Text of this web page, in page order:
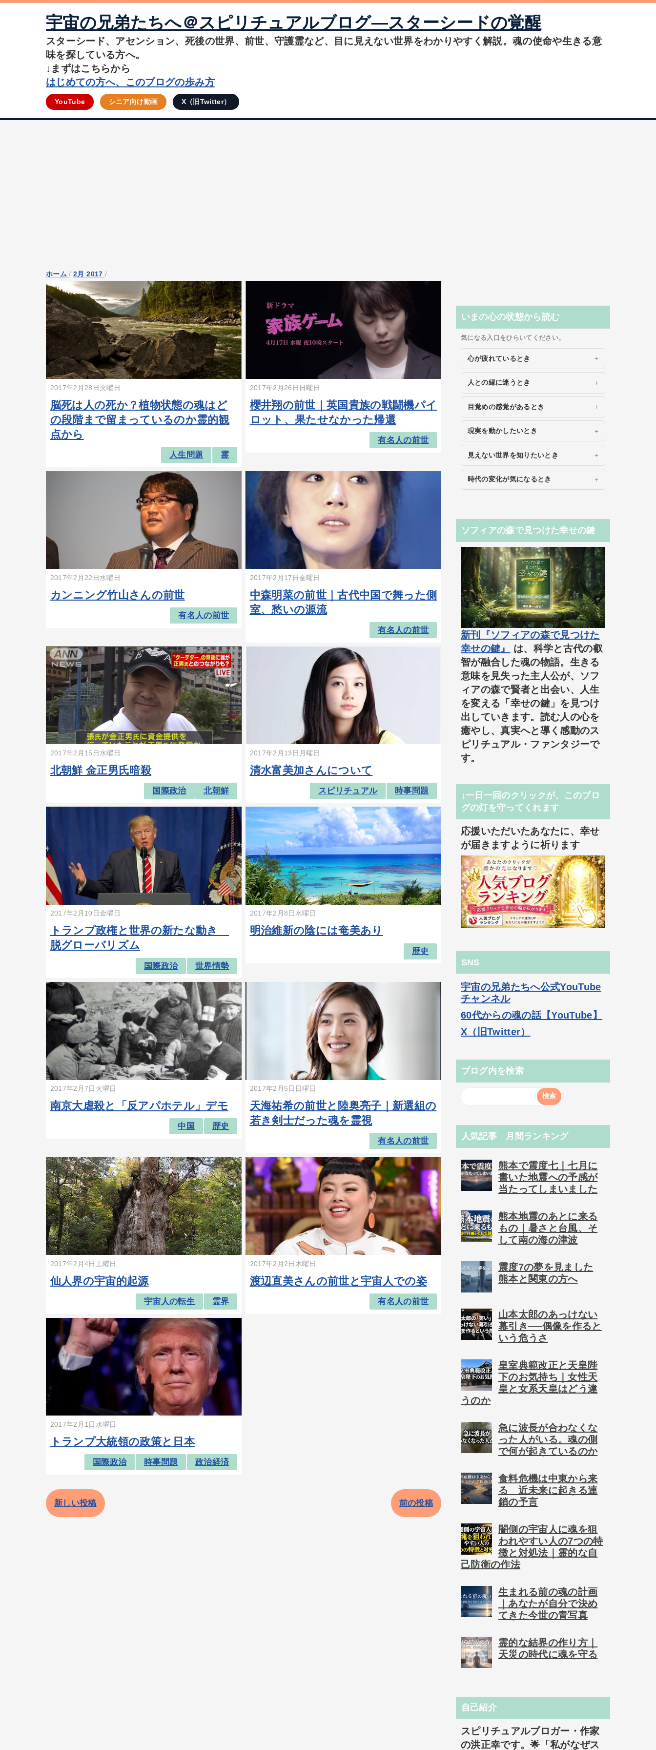
宇宙の兄弟たちへ＠スピリチュアルブログ―スターシードの覚醒
スターシード、アセンション、死後の世界、前世、守護霊など、目に見えない世界をわかりやすく解説。魂の使命や生きる意
味を探している方へ。
↓まずはこちらから
はじめての方へ、このブログの歩み方
YouTube シニア向け動画 X（旧Twitter）
ホーム /2月 2017 /
2017年2月28日火曜日
脳死は人の死か？植物状態の魂はど
の段階まで留まっているのか霊的観
点から
人生問題 霊
2017年2月26日日曜日
櫻井翔の前世｜英国貴族の戦闘機パイ
ロット、果たせなかった帰還
有名人の前世
2017年2月22日水曜日
カンニング竹山さんの前世
有名人の前世
2017年2月17日金曜日
中森明菜の前世｜古代中国で舞った側
室、愁いの源流
有名人の前世
2017年2月15日水曜日
北朝鮮 金正男氏暗殺
国際政治 北朝鮮
2017年2月13日月曜日
清水富美加さんについて
スピリチュアル 時事問題
2017年2月10日金曜日
トランプ政権と世界の新たな動き
脱グローバリズム
国際政治 世界情勢
2017年2月8日水曜日
明治維新の陰には奄美あり
歴史
2017年2月7日火曜日
南京大虐殺と「反アパホテル」デモ
中国 歴史
2017年2月5日日曜日
天海祐希の前世と陸奥亮子｜新選組の
若き剣士だった魂を霊視
有名人の前世
2017年2月4日土曜日
仙人界の宇宙的起源
宇宙人の転生 霊界
2017年2月2日木曜日
渡辺直美さんの前世と宇宙人での姿
有名人の前世
2017年2月1日水曜日
トランプ大統領の政策と日本
国際政治 時事問題 政治経済
新しい投稿 前の投稿
いまの心の状態から読む
気になる入口をひらいてください。
心が疲れているとき
人との縁に迷うとき
目覚めの感覚があるとき
現実を動かしたいとき
見えない世界を知りたいとき
時代の変化が気になるとき
ソフィアの森で見つけた幸せの鍵
新刊『ソフィアの森で見つけた
幸せの鍵』
は、科学と古代の叡
智が融合した魂の物語。生きる
意味を見失った主人公が、ソフ
ィアの森で賢者と出会い、人生
を変える「幸せの鍵」を見つけ
出していきます。読む人の心を
癒やし、真実へと導く感動のス
ピリチュアル・ファンタジーで
す。
↓一日一回のクリックが、このブロ
グの灯を守ってくれます
応援いただいたあなたに、幸せ
が届きますように祈ります
SNS
宇宙の兄弟たちへ公式YouTube
チャンネル
60代からの魂の話【YouTube】
X（旧Twitter）
ブログ内を検索
人気記事 月間ランキング
熊本で震度七｜七月に
書いた地震への予感が
当たってしまいました
熊本地震のあとに来る
もの｜暑さと台風、そ
して南の海の津波
震度7の夢を見ました
熊本と関東の方へ
山本太郎のあっけない
幕引き──偶像を作ると
いう危うさ
皇室典範改正と天皇陛
下のお気持ち｜女性天
皇と女系天皇はどう違
うのか
急に波長が合わなくな
った人がいる。魂の側
で何が起きているのか
食料危機は中東から来
る 近未来に起きる連
鎖の予言
闇側の宇宙人に魂を狙
われやすい人の7つの特
徴と対処法｜霊的な自
己防衛の作法
生まれる前の魂の計画
｜あなたが自分で決め
てきた今世の青写真
霊的な結界の作り方｜
天災の時代に魂を守る
自己紹介
スピリチュアルブロガー・作家
の洪正幸です。🌟「私がなぜス